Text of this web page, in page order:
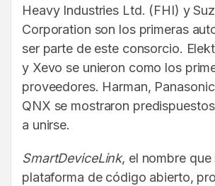
Heavy Industries Ltd. (FHI) y
Corporation son los primeras
ser parte de este consorcio.
y Xevo se unieron como los
proveedores. Harman,
QNX se mostraron
a unirse.
SmartDeviceLink, el nombre que
plataforma de código abierto,